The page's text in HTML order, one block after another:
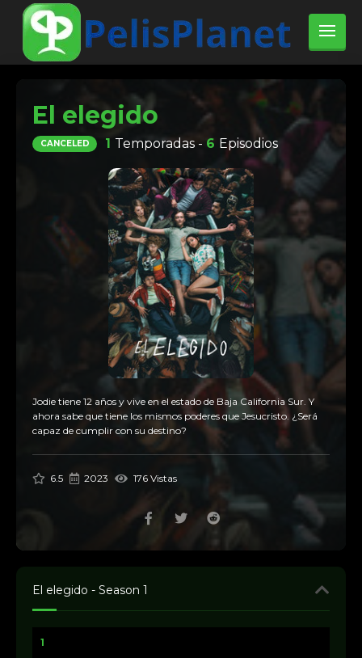
El elegido
CANCELED 1 Temporadas - 6 Episodios
Jodie tiene 12 años y vive en el estado de Baja California Sur. Y
ahora sabe que tiene los mismos poderes que Jesucristo. ¿Será
capaz de cumplir con su destino?
6.5 2023 176 Vistas
El elegido - Season 1
1